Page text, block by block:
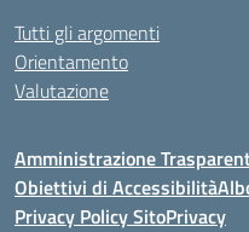
Tutti gli argomenti
Orientamento
Valutazione
Amministrazione
Obiettivi di Accessibilità
Privacy Policy SitoPrivacy